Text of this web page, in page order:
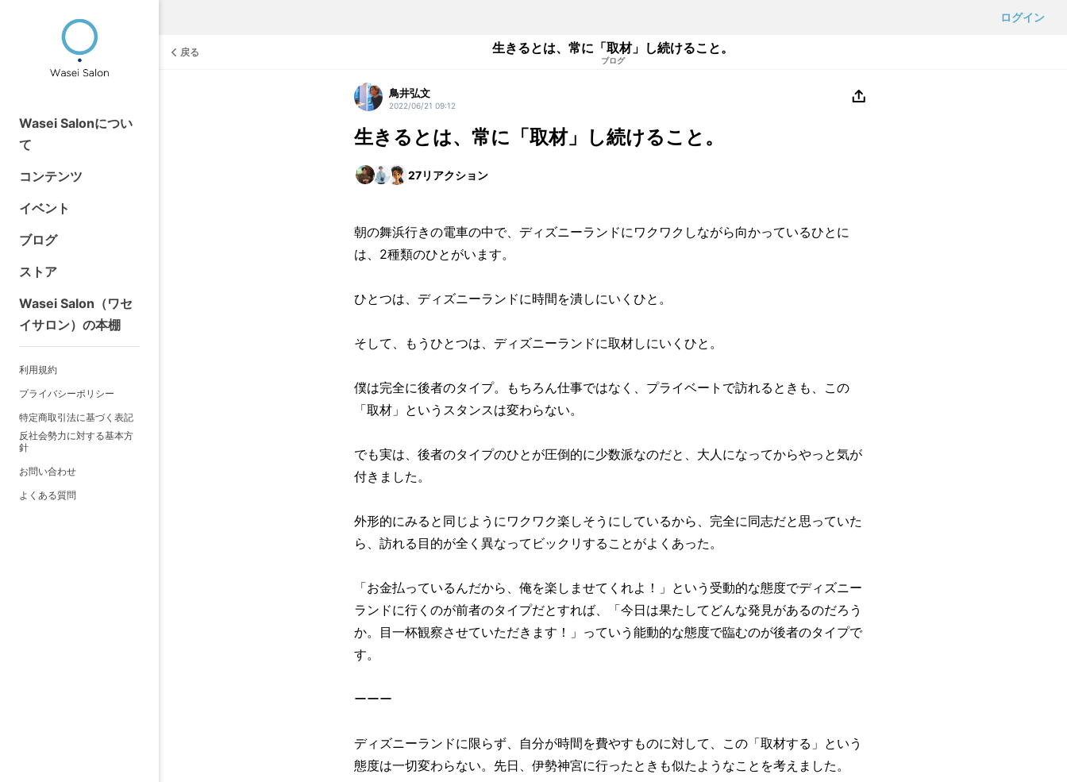
ログイン
Wasei Salonについ
て
コンテンツ
イベント
ブログ
ストア
Wasei Salon（ワセ
イサロン）の本棚
利用規約
プライバシーポリシー
特定商取引法に基づく表記
反社会勢力に対する基本方
針
お問い合わせ
よくある質問
戻る 生きるとは、常に「取材」し続けること。
ブログ
鳥井弘文
2022/06/21 09:12
生きるとは、常に「取材」し続けること。
27リアクション
朝の舞浜行きの電車の中で、ディズニーランドにワクワクしながら向かっているひとに
は、2種類のひとがいます。
ひとつは、ディズニーランドに時間を潰しにいくひと。
そして、もうひとつは、ディズニーランドに取材しにいくひと。
僕は完全に後者のタイプ。もちろん仕事ではなく、プライベートで訪れるときも、この
「取材」というスタンスは変わらない。
でも実は、後者のタイプのひとが圧倒的に少数派なのだと、大人になってからやっと気が
付きました。
外形的にみると同じようにワクワク楽しそうにしているから、完全に同志だと思っていた
ら、訪れる目的が全く異なってビックリすることがよくあった。
「お金払っているんだから、俺を楽しませてくれよ！」という受動的な態度でディズニー
ランドに行くのが前者のタイプだとすれば、「今日は果たしてどんな発見があるのだろう
か。目一杯観察させていただきます！」っていう能動的な態度で臨むのが後者のタイプで
す。
ーーー
ディズニーランドに限らず、自分が時間を費やすものに対して、この「取材する」という
態度は一切変わらない。先日、伊勢神宮に行ったときも似たようなことを考えました。